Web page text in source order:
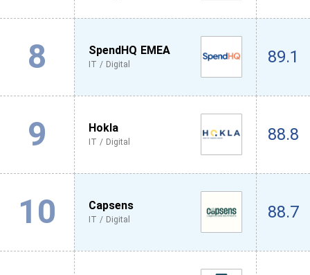
8 SpendHQ EMEA
IT / Digital 89.1
9 Hokla
IT / Digital 88.8
10 Capsens
IT / Digital 88.7